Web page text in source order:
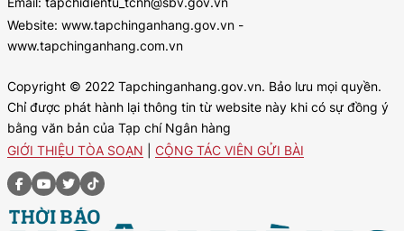
Website: www.tapchinganhang.gov.vn -
www.tapchinganhang.com.vn
Copyright © 2022 Tapchinganhang.gov.vn. Bảo lưu mọi quyền.
Chỉ được phát hành lại thông tin từ website này khi có sự đồng ý
bằng văn bản của Tạp chí Ngân hàng
GIỚI THIỆU TÒA SOẠN
CỘNG TÁC VIÊN GỬI BÀI